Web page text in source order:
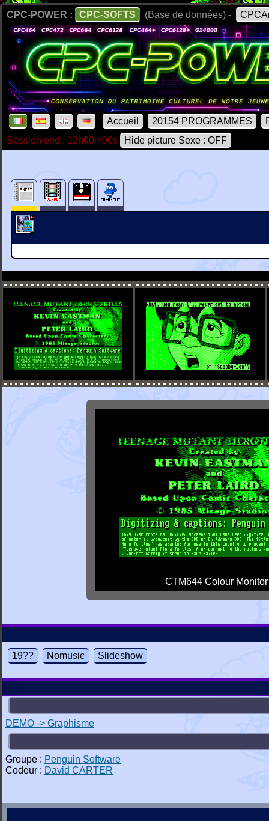
CPC-POWER : CPC-SOFTS (Base de données) -
Accueil 20154 PROGRAMMES
Session end : 12h00m00s
Hide picture Sexe : OFF
CTM644 Colour Monitor
19?? Nomusic Slideshow
DEMO -> Graphisme
Groupe : Penguin Software
Codeur : David CARTER